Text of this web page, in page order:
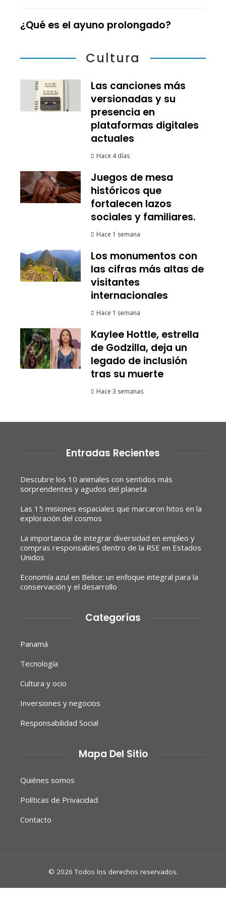
¿Qué es el ayuno prolongado?
Cultura
Las canciones más
versionadas y su
presencia en
plataformas digitales
actuales
Hace 4 días
Juegos de mesa
históricos que
fortalecen lazos
sociales y familiares.
Hace 1 semana
Los monumentos con
las cifras más altas de
visitantes
internacionales
Hace 1 semana
Kaylee Hottle, estrella
de Godzilla, deja un
legado de inclusión
tras su muerte
Hace 3 semanas
Entradas Recientes
Descubre los 10 animales con sentidos más
sorprendentes y agudos del planeta
Las 15 misiones espaciales que marcaron hitos en la
exploración del cosmos
La importancia de integrar diversidad en empleo y
compras responsables dentro de la RSE en Estados
Unidos
Economía azul en Belice: un enfoque integral para la
conservación y el desarrollo
Categorías
Panamá
Tecnología
Cultura y ocio
Inversiones y negocios
Responsabilidad Social
Mapa Del Sitio
Quiénes somos
Políticas de Privacidad
Contacto
© 2026 Todos los derechos reservados.